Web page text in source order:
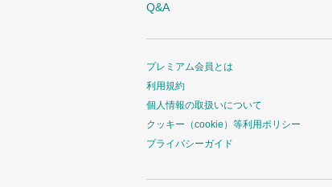
Q&A
プレミアム会員とは
利用規約
個人情報の取扱いについて
クッキー（cookie）等利用ポリシー
プライバシーガイド